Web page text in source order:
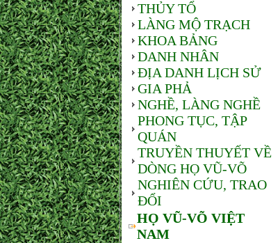
THỦY TỔ
LÀNG MỘ TRẠCH
KHOA BẢNG
DANH NHÂN
ĐỊA DANH LỊCH SỬ
GIA PHẢ
NGHỀ, LÀNG NGHỀ
PHONG TỤC, TẬP
QUÁN
TRUYỀN THUYẾT VỀ
DÒNG HỌ VŨ-VÕ
NGHIÊN CỨU, TRAO
ĐỔI
HỌ VŨ-VÕ VIỆT
NAM